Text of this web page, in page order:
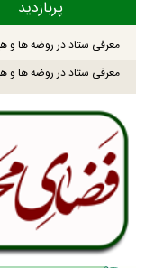
پربازدید
معرفی ستاد در روضه ها و
معرفی ستاد در روضه ها و